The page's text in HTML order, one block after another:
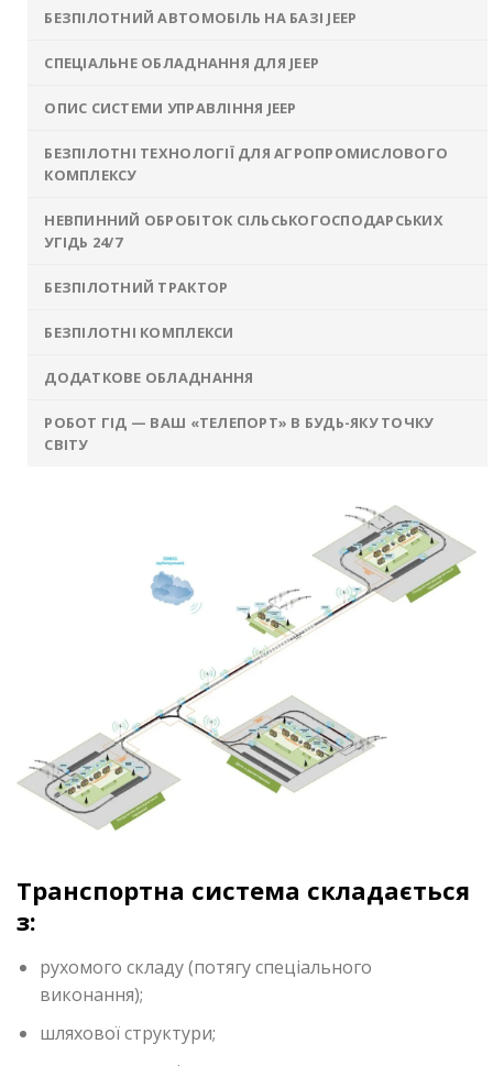
БЕЗПІЛОТНИЙ АВТОМОБІЛЬ НА БАЗІ JEEP
СПЕЦІАЛЬНЕ ОБЛАДНАННЯ ДЛЯ JEEP
ОПИС СИСТЕМИ УПРАВЛІННЯ JEEP
БЕЗПІЛОТНІ ТЕХНОЛОГІЇ ДЛЯ АГРОПРОМИСЛОВОГО
КОМПЛЕКСУ
НЕВПИННИЙ ОБРОБІТОК СІЛЬСЬКОГОСПОДАРСЬКИХ
УГІДЬ 24/7
БЕЗПІЛОТНИЙ ТРАКТОР
БЕЗПІЛОТНІ КОМПЛЕКСИ
ДОДАТКОВЕ ОБЛАДНАННЯ
РОБОТ ГІД — ВАШ «ТЕЛЕПОРТ» В БУДЬ-ЯКУ ТОЧКУ
СВІТУ
Транспортна система складається
з:
рухомого складу (потягу спеціального
виконання);
шляхової структури;